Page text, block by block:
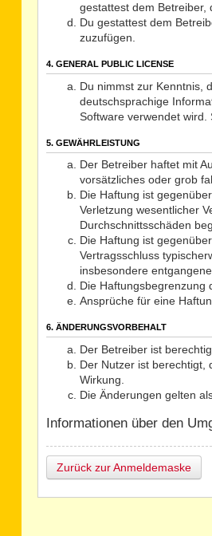
gestattest dem Betreiber,
Du gestattest dem
zuzufügen.
4. GENERAL PUBLIC LICENSE
Du nimmst zur Kenntnis,
deutschsprachige
Software verwendet wird.
5. GEWÄHRLEISTUNG
Der Betreiber haftet mit
vorsätzliches oder grob
Die Haftung ist
Verletzung wesentlicher
Durchschnittsschäden
Die Haftung ist
Vertragsschluss
insbesondere
Die Haftungsbegrenzung
Ansprüche für eine
6. ÄNDERUNGSVORBEHALT
Der Betreiber ist
Der Nutzer ist berechtigt,
Wirkung.
Die Änderungen gelten
Informationen über den
Zurück zur Anmeldemaske